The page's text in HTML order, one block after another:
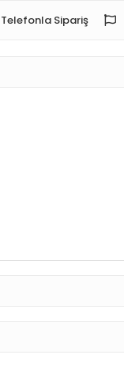
Telefonla Sipariş